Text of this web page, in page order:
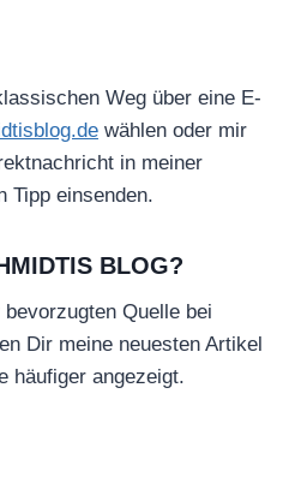
Weg über eine E-
wählen oder mir
in meiner
Tipp einsenden.
BLOG?
Quelle bei
Dir meine neuesten Artikel
häufiger angezeigt.